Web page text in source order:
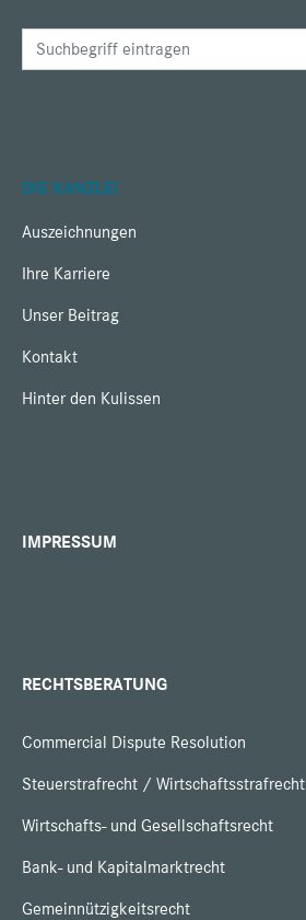
DIE KANZLEI
Auszeichnungen
Ihre Karriere
Unser Beitrag
Kontakt
Hinter den Kulissen
IMPRESSUM
RECHTSBERATUNG
Commercial Dispute Resolution
Steuerstrafrecht / Wirtschaftsstrafrecht
Wirtschafts- und Gesellschaftsrecht
Bank- und Kapitalmarktrecht
Gemeinnützigkeitsrecht